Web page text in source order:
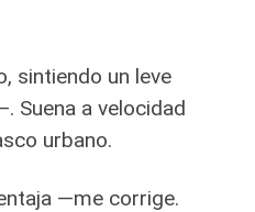
sintiendo un leve
Suena a velocidad
urbano.
—me corrige.